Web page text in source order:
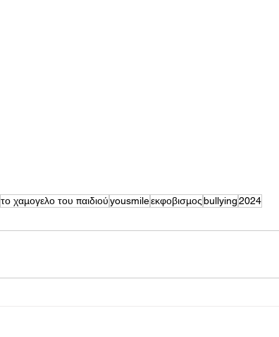
το χαμογελο του παιδιούyousmileεκφοβισμοςbullying2024